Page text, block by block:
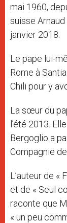
mai 1960,
suisse
janvier 2018.
Le pape lui-
Rome à
Chili pour y
La sœur du
l’été 2013.
Bergoglio a
Compagnie
L’auteur de «
et de « Seul
raconte que
« un peu